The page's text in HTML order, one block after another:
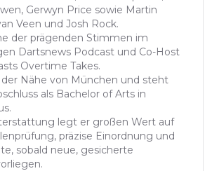
Gerwyn Price sowie Martin
Veen und Josh Rock.
der prägenden Stimmen im
Dartsnews Podcast und Co-Host
Overtime Takes.
Nähe von München und steht
als Bachelor of Arts in
legt er großen Wert auf
präzise Einordnung und
sobald neue, gesicherte